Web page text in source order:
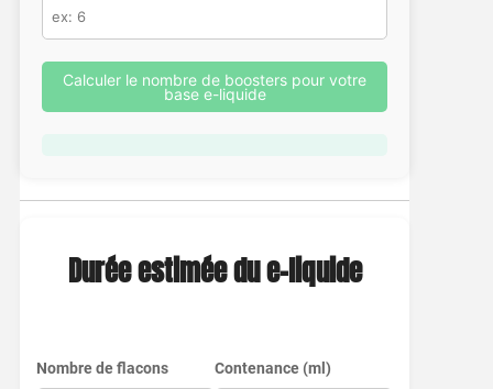
Calculer le nombre de boosters pour votre
base e-liquide
Durée estimée du e-liquide
Nombre de flacons Contenance (ml)